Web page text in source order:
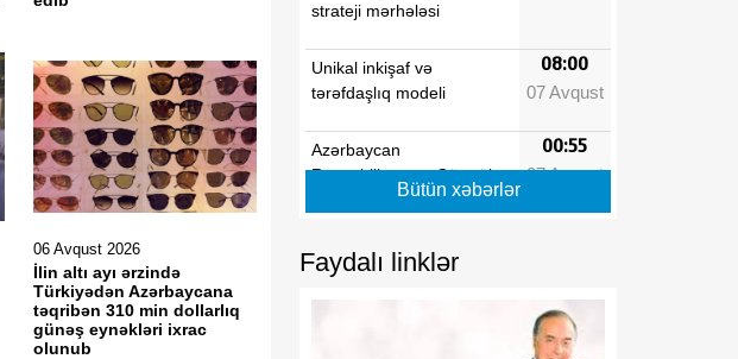
06 Avqust 2026
İlin altı ayı ərzində
Türkiyədən Azərbaycana
təqribən 310 min dollarlıq
günəş eynəkləri ixrac
olunub
strateji mərhələsi
Unikal inkişaf və
tərəfdaşlıq modeli
08:00
07 Avqust
Azərbaycan
Respublikasının Gömrük
Məcəlləsində dəyişiklik
00:55
07 Avqust
"Azərbaycan
07 Avqust
Bütün xəbərlər
Faydalı linklər